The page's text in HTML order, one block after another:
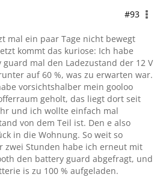
#93
mal ein paar Tage nicht bewegt
kommt das kuriose: Ich habe
mal den Ladezustand der 12 V
auf 60 %, was zu erwarten war.
vorsichtshalber mein gooloo
geholt, das liegt dort seit
und ich wollte einfach mal
von dem Teil ist. Den e also
in die Wohnung. So weit so
zwei Stunden habe ich erneut mit
den battery guard abgefragt, und
is zu 100 % aufgeladen.